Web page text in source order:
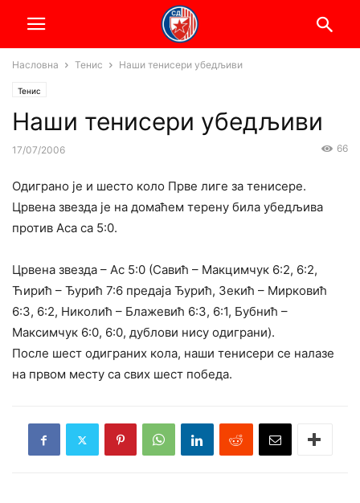
Насловна Тенис Наши тенисери убедљиви
Тенис
Наши тенисери убедљиви
17/07/2006 66
Одиграно је и шесто коло Прве лиге за тенисере.
Црвена звезда је на домаћем терену била убедљива
против Аса са 5:0.
Црвена звезда – Ас 5:0 (Савић – Макцимчук 6:2, 6:2,
Ћирић – Ђурић 7:6 предаја Ђурић, Зекић – Мирковић
6:3, 6:2, Николић – Блажевић 6:3, 6:1, Бубнић –
Максимчук 6:0, 6:0, дублови нису одиграни).
После шест одиграних кола, наши тенисери се налазе
на првом месту са свих шест победа.